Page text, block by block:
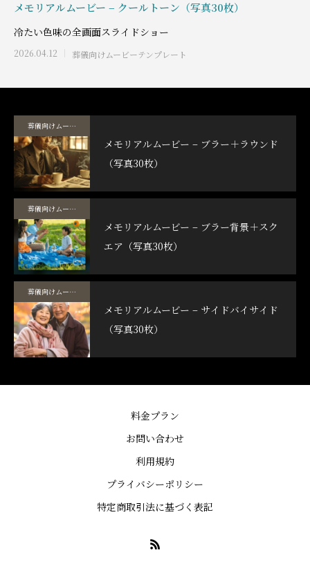
メモリアルムービー – クールトーン（写真30枚）
冷たい色味の全画面スライドショー
2026.04.12 葬儀向けムービーテンプレート
葬儀向けムービーテンプレート
メモリアルムービー – ブラー＋ラウンド
（写真30枚）
葬儀向けムービーテンプレート
メモリアルムービー – ブラー背景＋スク
エア（写真30枚）
葬儀向けムービーテンプレート
メモリアルムービー – サイドバイサイド
（写真30枚）
料金プラン
お問い合わせ
利用規約
プライバシーポリシー
特定商取引法に基づく表記